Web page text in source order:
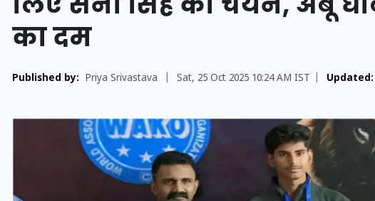
का दम
Published by: Priya Srivastava Sat, 25 Oct 2025 10:24 AM IST Updated: